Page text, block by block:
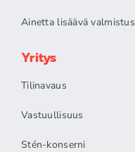
Ainetta lisäävä valmistus
Yritys
Tilinavaus
Vastuullisuus
Stén-konserni